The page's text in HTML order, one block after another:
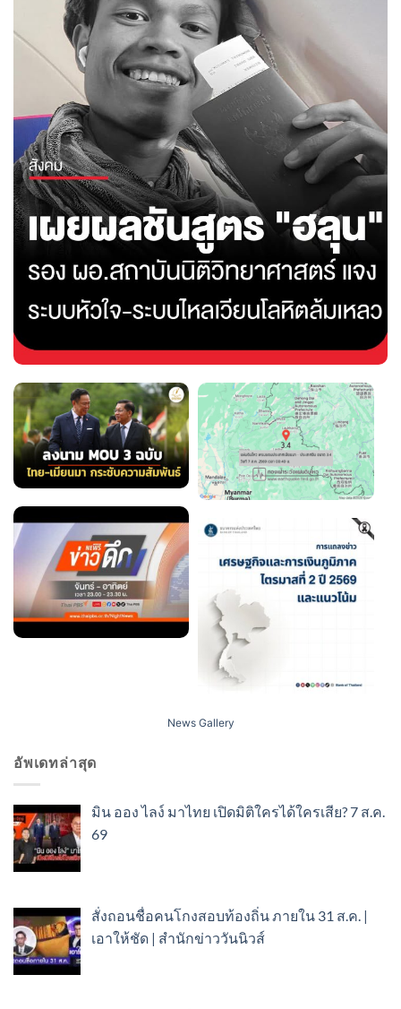
News Gallery
อัพเดทล่าสุด
มิน ออง ไลง์ มาไทย เปิดมิติใครได้ใครเสีย? 7 ส.ค.
69
สั่งถอนชื่อคนโกงสอบท้องถิ่น ภายใน 31 ส.ค. |
เอาให้ชัด | สำนักข่าววันนิวส์